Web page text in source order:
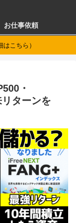
お仕事依頼
こちら）
・
ターンを